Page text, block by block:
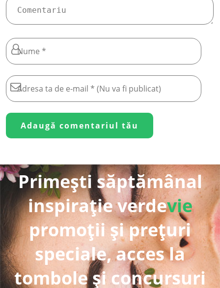
Primești săptămânal
inspirație verdevie
promoții și prețuri
speciale, acces la
tombole și concursuri